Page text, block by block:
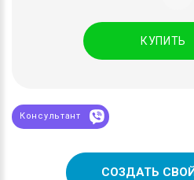
КУПИТЬ
Консультант
СОЗДАТЬ